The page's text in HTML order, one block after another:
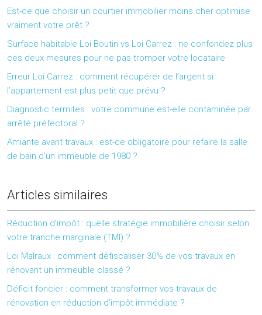
Est-ce que choisir un courtier immobilier moins cher optimise
vraiment votre prêt ?
Surface habitable Loi Boutin vs Loi Carrez : ne confondez plus
ces deux mesures pour ne pas tromper votre locataire
Erreur Loi Carrez : comment récupérer de l’argent si
l’appartement est plus petit que prévu ?
Diagnostic termites : votre commune est-elle contaminée par
arrêté préfectoral ?
Amiante avant travaux : est-ce obligatoire pour refaire la salle
de bain d’un immeuble de 1980 ?
Articles similaires
Réduction d’impôt : quelle stratégie immobilière choisir selon
votre tranche marginale (TMI) ?
Loi Malraux : comment défiscaliser 30% de vos travaux en
rénovant un immeuble classé ?
Déficit foncier : comment transformer vos travaux de
rénovation en réduction d’impôt immédiate ?